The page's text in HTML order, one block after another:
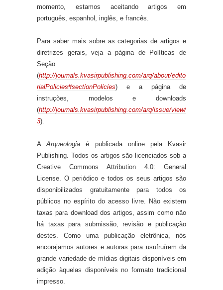
momento, estamos aceitando artigos em
português, espanhol, inglês, e francês.
Para saber mais sobre as categorias de artigos e
diretrizes gerais, veja a página de Políticas de
Seção
(http://journals.kvasirpublishing.com/arq/about/edito
rialPolicies#sectionPolicies) e a página de
instruções, modelos e downloads
(http://journals.kvasirpublishing.com/arq/issue/view/
3).
AArqueologia é publicada online pela Kvasir
Publishing. Todos os artigos são licenciados sob a
Creative Commons Attribution 4.0: General
License. O periódico e todos os seus artigos são
disponibilizados gratuitamente para todos os
públicos no espírito do acesso livre. Não existem
taxas para download dos artigos, assim como não
há taxas para submissão, revisão e publicação
destes. Como uma publicação eletrônica, nós
encorajamos autores e autoras para usufruírem da
grande variedade de mídias digitais disponíveis em
adição àquelas disponíveis no formato tradicional
impresso.